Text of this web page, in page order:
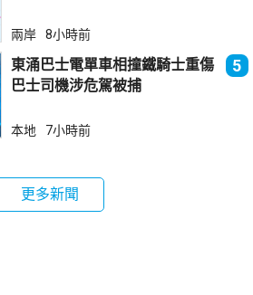
兩岸 8小時前
東涌巴士電單車相撞鐵騎士重傷
巴士司機涉危駕被捕
5
本地 7小時前
更多新聞